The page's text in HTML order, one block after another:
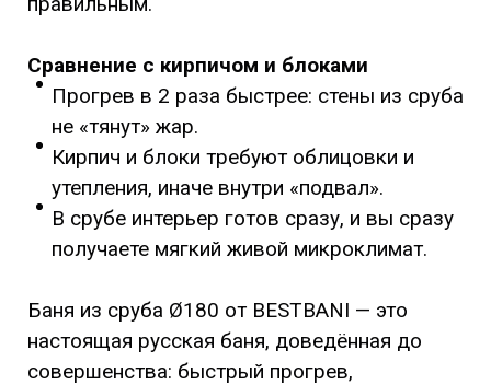
Сравнение с кирпичом и блоками
Прогрев в 2 раза быстрее: стены из сруба
не «тянут» жар.
Кирпич и блоки требуют облицовки и
утепления, иначе внутри «подвал».
В срубе интерьер готов сразу, и вы сразу
получаете мягкий живой микроклимат.
Баня из сруба Ø180 от BESTBANI — это
настоящая русская баня, доведённая до
совершенства: быстрый прогрев,